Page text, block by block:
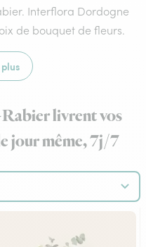
Interflora Dordogne
de bouquet de fleurs.
livrent vos
jour même, 7j/7